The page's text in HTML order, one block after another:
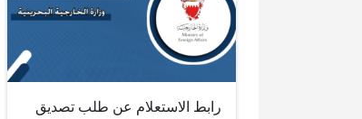
رابط الاستعلام عن طلب تصديق